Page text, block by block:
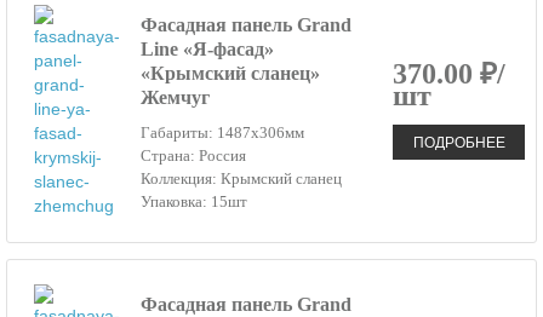
Фасадная панель Grand
Line «Я-фасад»
«Крымский сланец»
Жемчуг
Габариты: 1487х306мм
Страна: Россия
Коллекция: Крымский сланец
Упаковка: 15шт
370.00 ₽/
шт
ПОДРОБНЕЕ
Фасадная панель Grand